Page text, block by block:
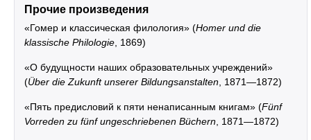
Прочие произведения
«Гомер и классическая филология» (Homer und die
klassische Philologie, 1869)
«О будущности наших образовательных учреждений»
(Über die Zukunft unserer Bildungsanstalten, 1871—1872)
«Пять предисловий к пяти ненаписанным книгам» (Fünf
Vorreden zu fünf ungeschriebenen Büchern, 1871—1872)